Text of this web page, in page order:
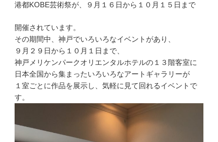
港都KOBE芸術祭が、９月１６日から１０月１５日まで
開催されています。
その期間中、神戸でいろいろなイベントがあり、
９月２９日から１０月１日まで、
神戸メリケンパークオリエンタルホテルの１３階客室に
日本全国から集まったいろいろなアートギャラリーが
１室ごとに作品を展示し、気軽に見て回れるイベントで
す。